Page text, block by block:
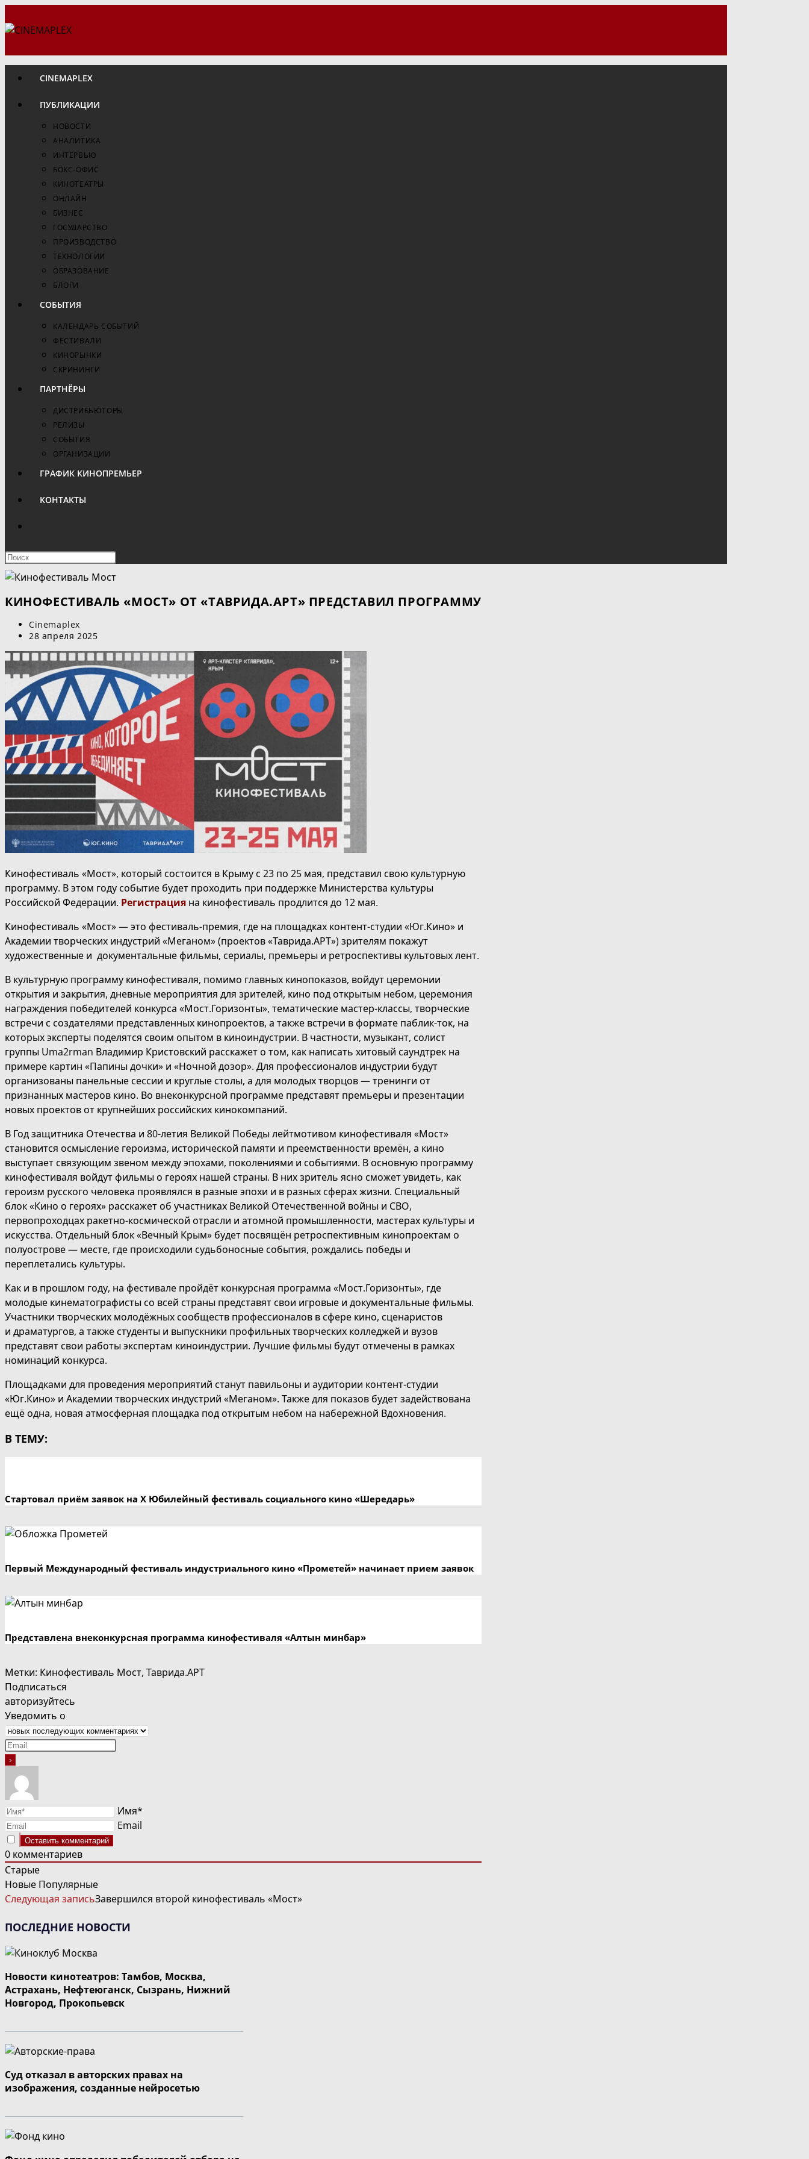
к
CINEMAPLEX
ПУБЛИКАЦИИ
НОВОСТИ
АНАЛИТИКА
ИНТЕРВЬЮ
БОКС-ОФИС
КИНОТЕАТРЫ
ОНЛАЙН
БИЗНЕС
ГОСУДАРСТВО
ПРОИЗВОДСТВО
ТЕХНОЛОГИИ
ОБРАЗОВАНИЕ
БЛОГИ
СОБЫТИЯ
КАЛЕНДАРЬ СОБЫТИЙ
ФЕСТИВАЛИ
КИНОРЫНКИ
СКРИНИНГИ
ПАРТНЁРЫ
ДИСТРИБЬЮТОРЫ
РЕЛИЗЫ
СОБЫТИЯ
ОРГАНИЗАЦИИ
ГРАФИК КИНОПРЕМЬЕР
КОНТАКТЫ
ПОИСК
ПО
ВЕБ-
САЙТУ
Нажмите
чтобы
КИНОФЕСТИВАЛЬ «МОСТ» ОТ «ТАВРИДА.АРТ» ПРЕДСТАВИЛ ПРОГРАММУ
Автор
записи:
Cinemaplex
Запись
28 апреля 2025
Кинофестиваль «Мост», который состоится в Крыму с 23 по 25 мая, представил свою культурную
программу. В этом году событие будет проходить при поддержке Министерства культуры
Российской Федерации. Регистрация на кинофестиваль продлится до 12 мая.
Кинофестиваль «Мост» — это фестиваль-премия, где на площадках контент-студии «Юг.Кино» и
Академии творческих индустрий «Меганом» (проектов «Таврида.АРТ») зрителям покажут
художественные и документальные фильмы, сериалы, премьеры и ретроспективы культовых лент.
В культурную программу кинофестиваля, помимо главных кинопоказов, войдут церемонии
открытия и закрытия, дневные мероприятия для зрителей, кино под открытым небом, церемония
награждения победителей конкурса «Мост.Горизонты», тематические мастер-классы, творческие
встречи с создателями представленных кинопроектов, а также встречи в формате паблик-ток, на
которых эксперты поделятся своим опытом в киноиндустрии. В частности, музыкант, солист
группы Uma2rman Владимир Кристовский расскажет о том, как написать хитовый саундтрек на
примере картин «Папины дочки» и «Ночной дозор». Для профессионалов индустрии будут
организованы панельные сессии и круглые столы, а для молодых творцов — тренинги от
признанных мастеров кино. Во внеконкурсной программе представят премьеры и презентации
новых проектов от крупнейших российских кинокомпаний.
В Год защитника Отечества и 80-летия Великой Победы лейтмотивом кинофестиваля «Мост»
становится осмысление героизма, исторической памяти и преемственности времён, а кино
выступает связующим звеном между эпохами, поколениями и событиями. В основную программу
кинофестиваля войдут фильмы о героях нашей страны. В них зритель ясно сможет увидеть, как
героизм русского человека проявлялся в разные эпохи и в разных сферах жизни. Специальный
блок «Кино о героях» расскажет об участниках Великой Отечественной войны и СВО,
первопроходцах ракетно-космической отрасли и атомной промышленности, мастерах культуры и
искусства. Отдельный блок «Вечный Крым» будет посвящён ретроспективным кинопроектам о
полуострове — месте, где происходили судьбоносные события, рождались победы и
переплетались культуры.
Как и в прошлом году, на фестивале пройдёт конкурсная программа «Мост.Горизонты», где
молодые кинематографисты со всей страны представят свои игровые и документальные фильмы.
Участники творческих молодёжных сообществ профессионалов в сфере кино, сценаристов
и драматургов, а также студенты и выпускники профильных творческих колледжей и вузов
представят свои работы экспертам киноиндустрии. Лучшие фильмы будут отмечены в рамках
номинаций конкурса.
Площадками для проведения мероприятий станут павильоны и аудитории контент-студии
«Юг.Кино» и Академии творческих индустрий «Меганом». Также для показов будет задействована
ещё одна, новая атмосферная площадка под открытым небом на набережной Вдохновения.
В ТЕМУ:
Стартовал приём заявок на X Юбилейный фестиваль социального кино «Шередарь»
Первый Международный фестиваль индустриального кино «Прометей» начинает прием заявок
Представлена внеконкурсная программа кинофестиваля «Алтын минбар»
Метки: Кинофестиваль Мост, Таврида.АРТ
Подписаться
авторизуйтесь
Уведомить о
Имя*
Email
0 комментариев
Старые
Новые Популярные
ЧИТАТЬ
ДАЛЕЕ
Следующая записьЗавершился второй кинофестиваль «Мост»
ПОСЛЕДНИЕ НОВОСТИ
Новости кинотеатров: Тамбов, Москва,
Астрахань, Нефтеюганск, Сызрань, Нижний
Новгород, Прокопьевск
Суд отказал в авторских правах на
изображения, созданные нейросетью